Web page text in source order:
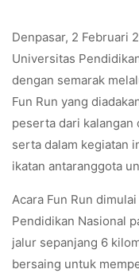
Denpasar, 2 Februari
Universitas
dengan semarak
Fun Run yang
peserta dari kalangan
serta dalam kegiatan
ikatan antaranggota
Acara Fun Run
Pendidikan Nasional
jalur sepanjang 6
bersaing untuk